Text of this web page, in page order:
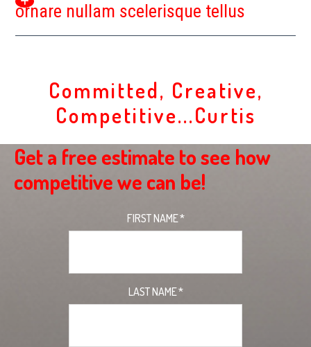
ornare nullam scelerisque tellus
Committed, Creative,
Competitive...Curtis
Get a free estimate to see how
competitive we can be!
FIRST NAME*
LAST NAME*